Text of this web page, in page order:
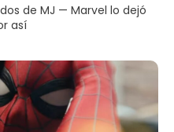
de MJ — Marvel lo dejó
así